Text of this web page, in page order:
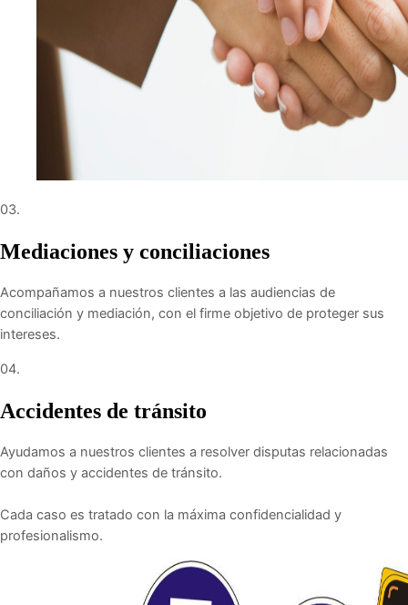
03.
Mediaciones y conciliaciones
Acompañamos a nuestros clientes a las audiencias de
conciliación y mediación, con el firme objetivo de proteger sus
intereses.
04.
Accidentes de tránsito
Ayudamos a nuestros clientes a resolver disputas relacionadas
con daños y accidentes de tránsito.
Cada caso es tratado con la máxima confidencialidad y
profesionalismo.